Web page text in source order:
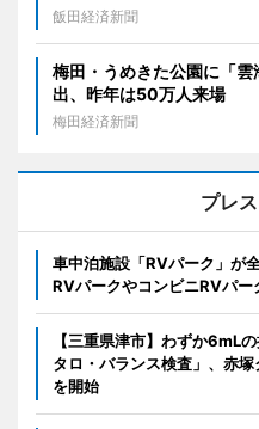
飯田経済新聞
梅田・うめきた公園に「
出、昨年は50万人来場
梅田経済新聞
プレ
車中泊施設「RVパーク」が
RVパークやコンビニRVパー
【三重県津市】わずか6mL
タロ・バランス検査」、赤
を開始